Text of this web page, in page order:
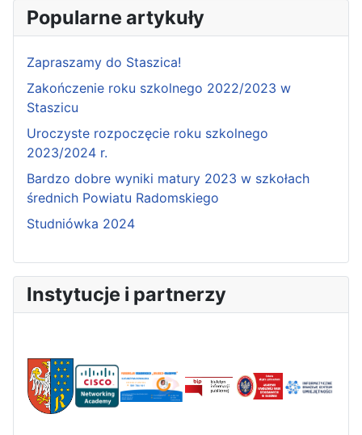
Popularne artykuły
Zapraszamy do Staszica!
Zakończenie roku szkolnego 2022/2023 w
Staszicu
Uroczyste rozpoczęcie roku szkolnego
2023/2024 r.
Bardzo dobre wyniki matury 2023 w szkołach
średnich Powiatu Radomskiego
Studniówka 2024
Instytucje i partnerzy